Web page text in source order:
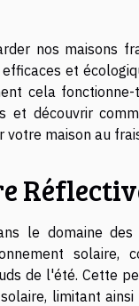
nos maisons
et
cela
et découvrir
maison au
le domaine
solaire,
de l'été. Cette
limitant